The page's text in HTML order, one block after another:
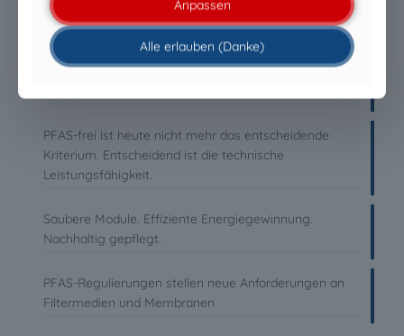
PFAS-freie Liquid Glass-Beschichtungen: Warum die
Zukunft durch Leistung entschieden wird
PFAS-freie Liquid Glass-Beschichtungen: Warum die
PFAS-frei ist heute nicht mehr das entscheidende
Kriterium. Entscheidend ist die technische
Leistungsfähigkeit.
Saubere Module. Effiziente Energiegewinnung.
Nachhaltig gepflegt.
PFAS-Regulierungen stellen neue Anforderungen an
Filtermedien und Membranen
Anpassen
Alle erlauben (Danke)